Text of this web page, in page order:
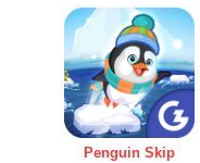
Penguin Skip